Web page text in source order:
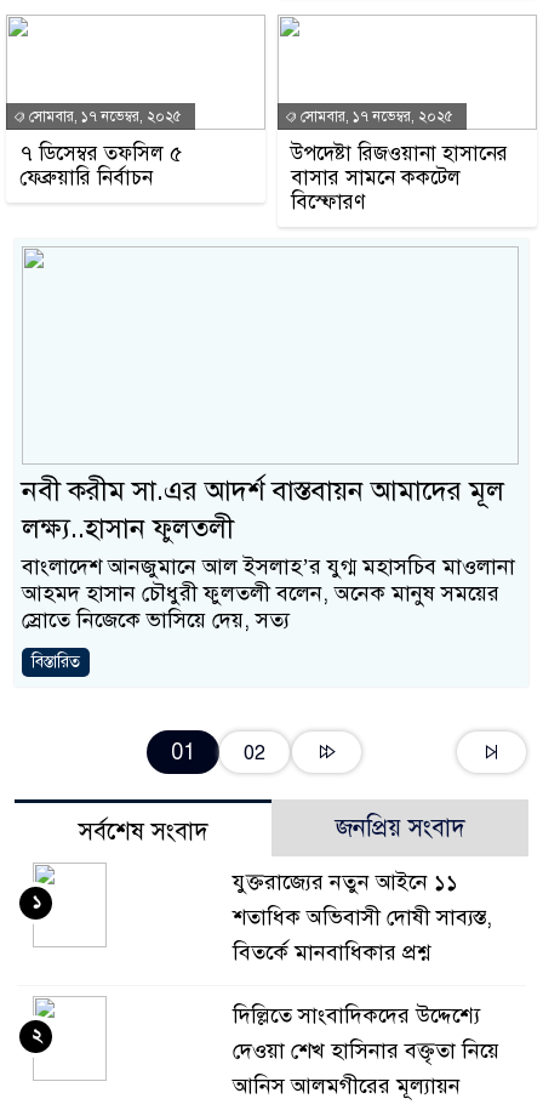
সোমবার, ১৭ নভেম্বর, ২০২৫
৭ ডিসেম্বর তফসিল ৫
ফেব্রুয়ারি নির্বাচন
সোমবার, ১৭ নভেম্বর, ২০২৫
উপদেষ্টা রিজওয়ানা হাসানের
বাসার সামনে ককটেল
বিস্ফোরণ
নবী করীম সা.এর আদর্শ বাস্তবায়ন আমাদের মূল
লক্ষ্য..হাসান ফুলতলী
বাংলাদেশ আনজুমানে আল ইসলাহ’র যুগ্ম মহাসচিব মাওলানা
আহমদ হাসান চৌধুরী ফুলতলী বলেন, অনেক মানুষ সময়ের
স্রোতে নিজেকে ভাসিয়ে দেয়, সত্য
বিস্তারিত
01 02
সর্বশেষ সংবাদ জনপ্রিয় সংবাদ
যুক্তরাজ্যের নতুন আইনে ১১
শতাধিক অভিবাসী দোষী সাব্যস্ত,
বিতর্কে মানবাধিকার প্রশ্ন
১
দিল্লিতে সাংবাদিকদের উদ্দেশ্যে
দেওয়া শেখ হাসিনার বক্তৃতা নিয়ে
আনিস আলমগীরের মূল্যায়ন
২